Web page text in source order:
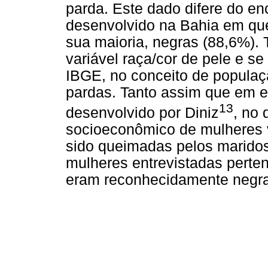
parda. Este dado difere do
desenvolvido na Bahia em
sua maioria, negras (88,6%).
variável raça/cor de pele e
IBGE, no conceito de
pardas. Tanto assim que em
desenvolvido por Diniz13, no
socioeconômico de
sido queimadas pelos
mulheres entrevistadas
eram reconhecidamente